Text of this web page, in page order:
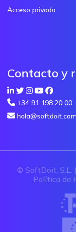
Acceso privado
Contacto y
+34 91 198 20 00
hola@softdoit.com
© SoftDoit, S.L. |
Política de